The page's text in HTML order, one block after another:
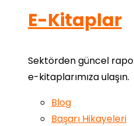
E-Kitaplar
Sektörden güncel
e-kitaplarımıza ulaşın.
Blog
Başarı Hikayeleri